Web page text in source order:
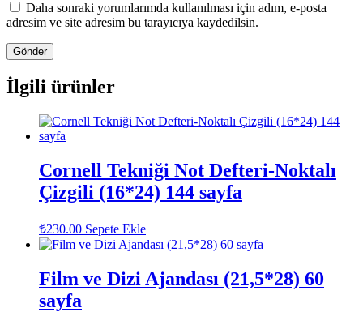
Daha sonraki yorumlarımda kullanılması için adım, e-posta
adresim ve site adresim bu tarayıcıya kaydedilsin.
İlgili ürünler
Cornell Tekniği Not Defteri-Noktalı
Çizgili (16*24) 144 sayfa
₺230.00 Sepete Ekle
Film ve Dizi Ajandası (21,5*28) 60
sayfa